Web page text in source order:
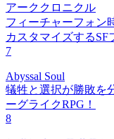
アーククロニクル
フィーチャーフォン
カスタマイズするSF
7
Abyssal Soul
犠牲と選択が勝敗を
ーグライクRPG！
8